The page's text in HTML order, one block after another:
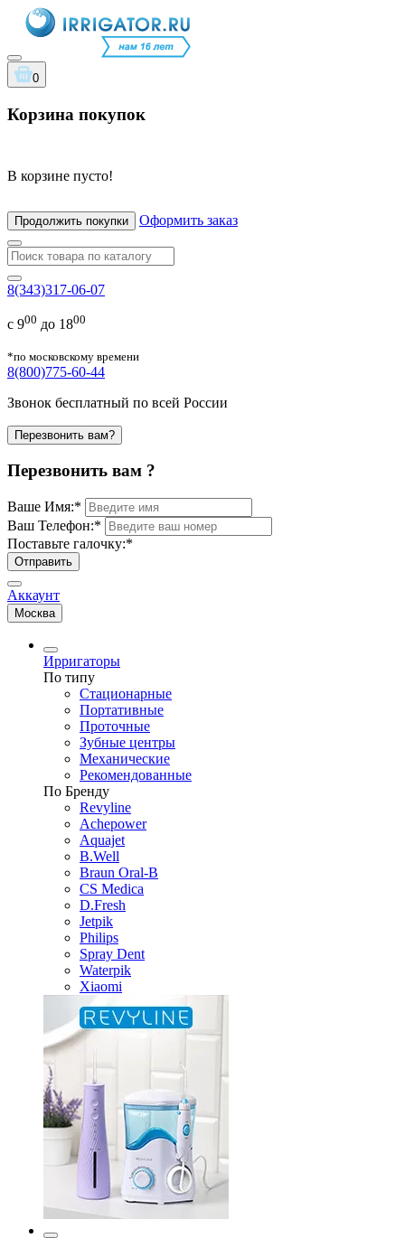
0
Корзина покупок
В корзине пусто!
Продолжить покупки Оформить заказ
8(343)317-06-07
с 900 до 1800
*по московскому времени
8(800)775-60-44
Звонок бесплатный по всей России
Перезвонить вам?
Перезвонить вам ?
Ваше Имя:*
Ваш Телефон:*
Поставьте галочку:*
Отправить
Аккаунт
Москва
Ирригаторы
По типу
Стационарные
Портативные
Проточные
Зубные центры
Механические
Рекомендованные
По Бренду
Revyline
Achepower
Aquajet
B.Well
Braun Oral-B
CS Medica
D.Fresh
Jetpik
Philips
Spray Dent
Waterpik
Xiaomi